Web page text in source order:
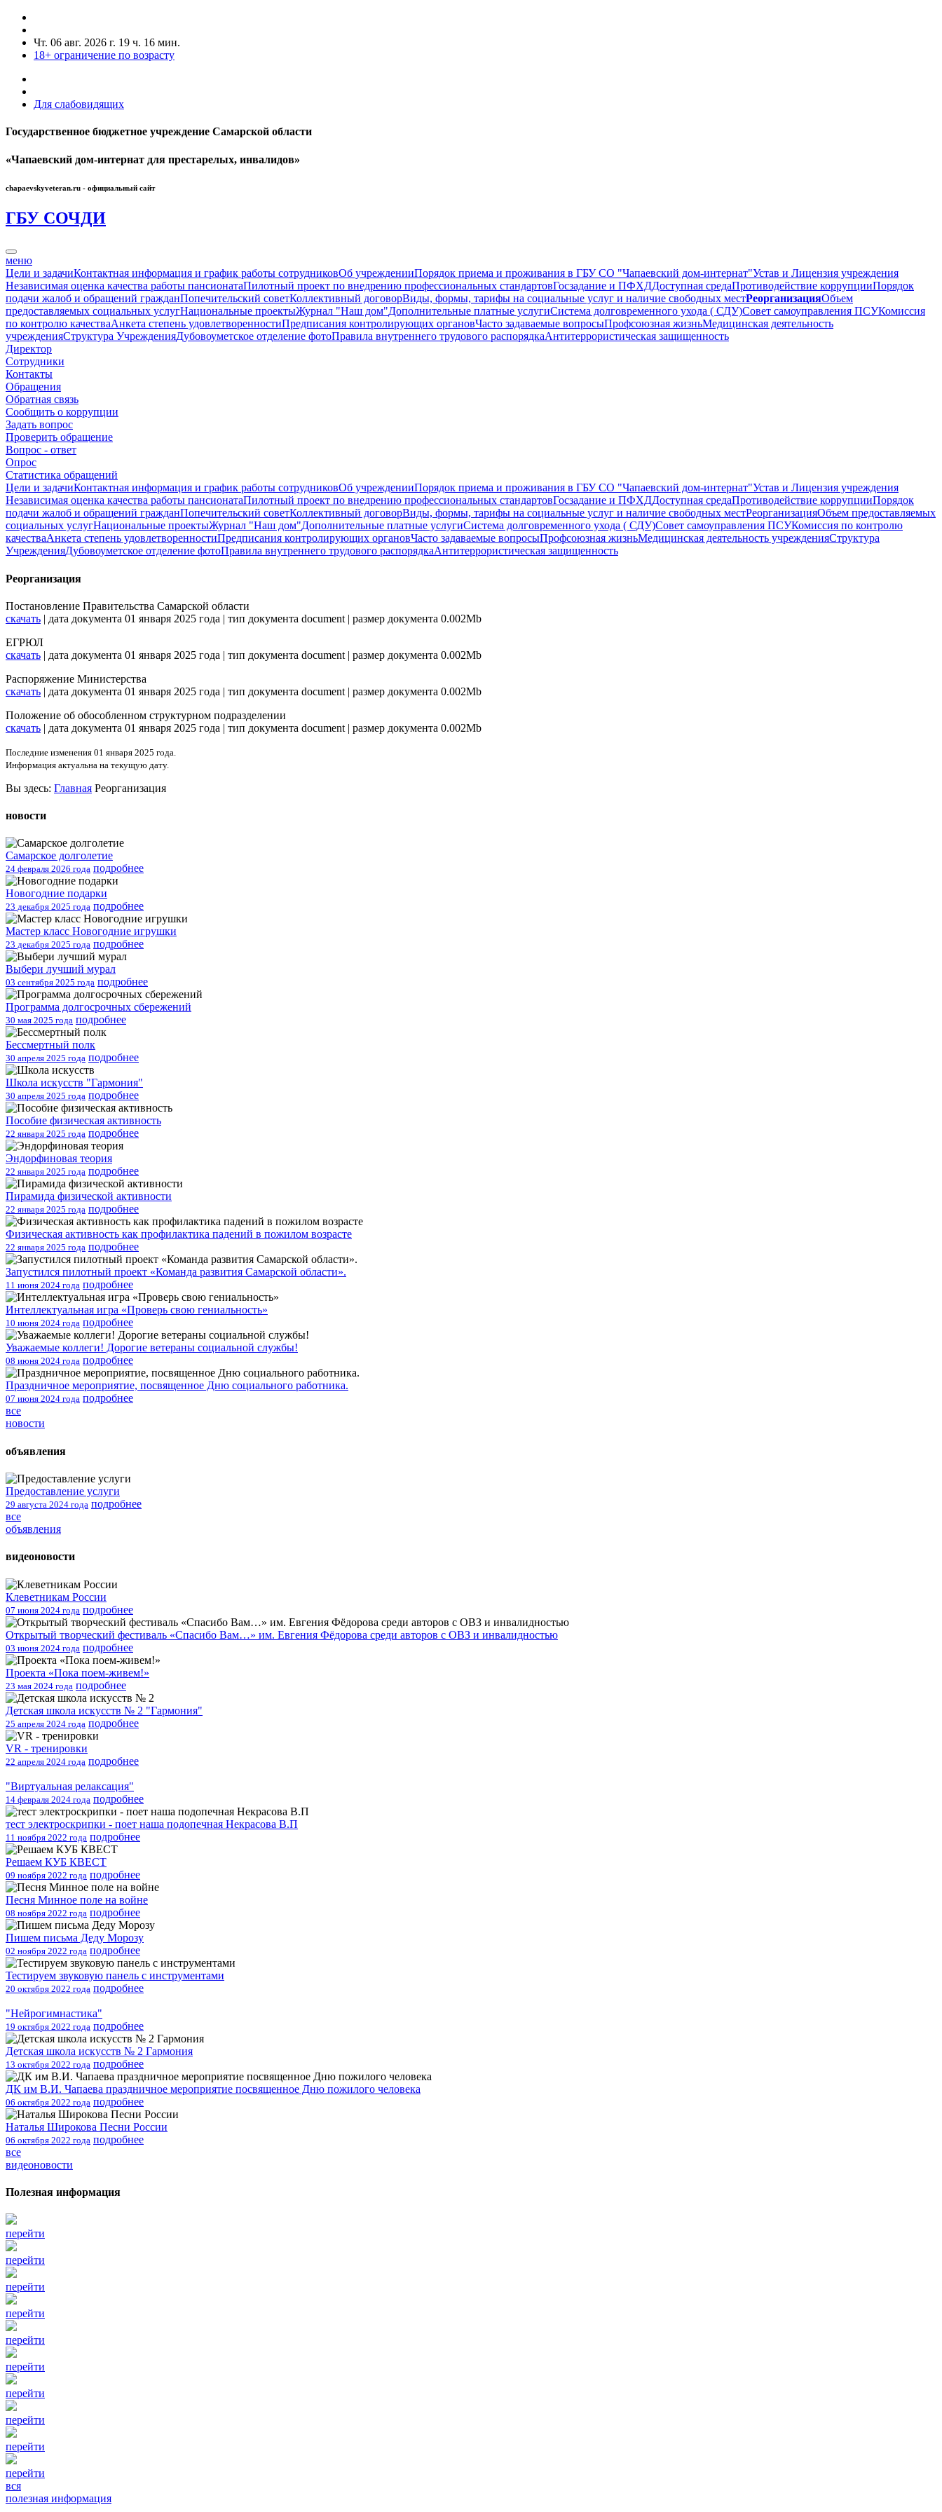
Чт. 06 авг. 2026 г. 19 ч. 16 мин.
18+ ограничение по возрасту
Для слабовидящих
Государственное бюджетное учреждение Самарской области
«Чапаевский дом-интернат для престарелых, инвалидов»
chapaevskyveteran.ru - официальный сайт
ГБУ СОЧДИ
меню
Цели и задачиКонтактная информация и график работы сотрудниковОб учрежденииПорядок приема и проживания в ГБУ СО "Чапаевский дом-интернат"Устав и Лицензия учреждения
Независимая оценка качества работы пансионатаПилотный проект по внедрению профессиональных стандартовГосзадание и ПФХДДоступная средаПротиводействие коррупцииПорядок
подачи жалоб и обращений гражданПопечительский советКоллективный договорВиды, формы, тарифы на социальные услуг и наличие свободных местРеорганизацияОбъем
предоставляемых социальных услугНациональные проектыЖурнал "Наш дом"Дополнительные платные услугиСистема долговременного ухода ( СДУ)Совет самоуправления ПСУКомиссия
по контролю качестваАнкета степень удовлетворенностиПредписания контролирующих органовЧасто задаваемые вопросыПрофсоюзная жизньМедицинская деятельность
учрежденияСтруктура УчрежденияДубовоуметское отделение фотоПравила внутреннего трудового распорядкаАнтитеррористическая защищенность
Директор
Сотрудники
Контакты
Обращения
Обратная связь
Сообщить о коррупции
Задать вопрос
Проверить обращение
Вопрос - ответ
Опрос
Статистика обращений
Цели и задачиКонтактная информация и график работы сотрудниковОб учрежденииПорядок приема и проживания в ГБУ СО "Чапаевский дом-интернат"Устав и Лицензия учреждения
Независимая оценка качества работы пансионатаПилотный проект по внедрению профессиональных стандартовГосзадание и ПФХДДоступная средаПротиводействие коррупцииПорядок
подачи жалоб и обращений гражданПопечительский советКоллективный договорВиды, формы, тарифы на социальные услуг и наличие свободных местРеорганизацияОбъем предоставляемых
социальных услугНациональные проектыЖурнал "Наш дом"Дополнительные платные услугиСистема долговременного ухода ( СДУ)Совет самоуправления ПСУКомиссия по контролю
качестваАнкета степень удовлетворенностиПредписания контролирующих органовЧасто задаваемые вопросыПрофсоюзная жизньМедицинская деятельность учрежденияСтруктура
УчрежденияДубовоуметское отделение фотоПравила внутреннего трудового распорядкаАнтитеррористическая защищенность
Реорганизация
Постановление Правительства Самарской области
скачать | дата документа 01 января 2025 года | тип документа document | размер документа 0.002Mb
ЕГРЮЛ
скачать | дата документа 01 января 2025 года | тип документа document | размер документа 0.002Mb
Распоряжение Министерства
скачать | дата документа 01 января 2025 года | тип документа document | размер документа 0.002Mb
Положение об обособленном структурном подразделении
скачать | дата документа 01 января 2025 года | тип документа document | размер документа 0.002Mb
Последние изменения 01 января 2025 года.
Информация актуальна на текущую дату.
Вы здесь: Главная Реорганизация
новости
Самарское долголетие
24 февраля 2026 года подробнее
Новогодние подарки
23 декабря 2025 года подробнее
Мастер класс Новогодние игрушки
23 декабря 2025 года подробнее
Выбери лучший мурал
03 сентября 2025 года подробнее
Программа долгосрочных сбережений
30 мая 2025 года подробнее
Бессмертный полк
30 апреля 2025 года подробнее
Школа искусств "Гармония"
30 апреля 2025 года подробнее
Пособие физическая активность
22 января 2025 года подробнее
Эндорфиновая теория
22 января 2025 года подробнее
Пирамида физической активности
22 января 2025 года подробнее
Физическая активность как профилактика падений в пожилом возрасте
22 января 2025 года подробнее
Запустился пилотный проект «Команда развития Самарской области».
11 июня 2024 года подробнее
Интеллектуальная игра «Проверь свою гениальность»
10 июня 2024 года подробнее
Уважаемые коллеги! Дорогие ветераны социальной службы!
08 июня 2024 года подробнее
Праздничное мероприятие, посвященное Дню социального работника.
07 июня 2024 года подробнее
все
новости
объявления
Предоставление услуги
29 августа 2024 года подробнее
все
объявления
видеоновости
Клеветникам России
07 июня 2024 года подробнее
Открытый творческий фестиваль «Спасибо Вам…» им. Евгения Фёдорова среди авторов с ОВЗ и инвалидностью
03 июня 2024 года подробнее
Проекта «Пока поем-живем!»
23 мая 2024 года подробнее
Детская школа искусств № 2 "Гармония"
25 апреля 2024 года подробнее
VR - тренировки
22 апреля 2024 года подробнее
"Виртуальная релаксация"
14 февраля 2024 года подробнее
тест электроскрипки - поет наша подопечная Некрасова В.П
11 ноября 2022 года подробнее
Решаем КУБ КВЕСТ
09 ноября 2022 года подробнее
Песня Минное поле на войне
08 ноября 2022 года подробнее
Пишем письма Деду Морозу
02 ноября 2022 года подробнее
Тестируем звуковую панель с инструментами
20 октября 2022 года подробнее
"Нейрогимнастика"
19 октября 2022 года подробнее
Детская школа искусств № 2 Гармония
13 октября 2022 года подробнее
ДК им В.И. Чапаева праздничное мероприятие посвященное Дню пожилого человека
06 октября 2022 года подробнее
Наталья Широкова Песни России
06 октября 2022 года подробнее
все
видеоновости
Полезная информация
перейти
перейти
перейти
перейти
перейти
перейти
перейти
перейти
перейти
перейти
вся
полезная информация